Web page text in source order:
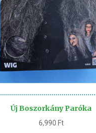
Új Boszorkány Paróka
6,990 Ft